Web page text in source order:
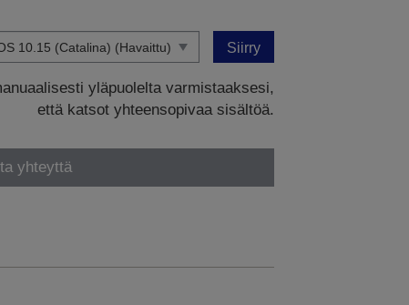
Siirry
yläpuolelta varmistaaksesi,
että katsot yhteensopivaa sisältöä.
yhteyttä